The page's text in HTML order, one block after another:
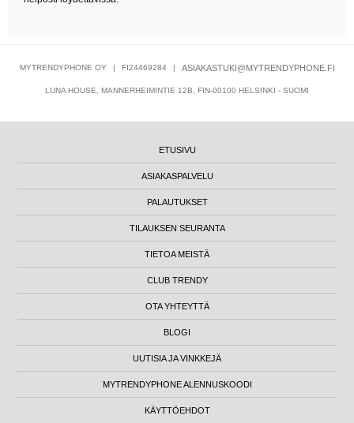
MYTRENDYPHONE OY | FI24469284 | ASIAKASTUKI@MYTRENDYPHONE.FI
LUNA HOUSE, MANNERHEIMINTIE 12B, FIN-00100 HELSINKI - SUOMI
ETUSIVU
ASIAKASPALVELU
PALAUTUKSET
TILAUKSEN SEURANTA
TIETOA MEISTÄ
CLUB TRENDY
OTA YHTEYTTÄ
BLOGI
UUTISIA JA VINKKEJÄ
MYTRENDYPHONE ALENNUSKOODI
KÄYTTÖEHDOT